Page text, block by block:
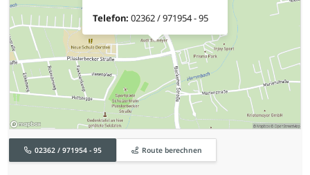
Telefon: 02362 / 971954 - 95
02362 / 971954 - 95 Route berechnen